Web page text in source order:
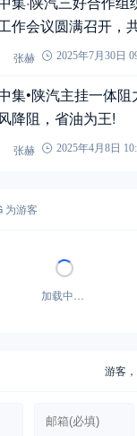
作会议圆满召开，
蓝图
张赫 2025年7月30日
集•陕汽主挂一体
风降阻，省油为王!
张赫 2025年4月8日
为游客
加载中…
游客，